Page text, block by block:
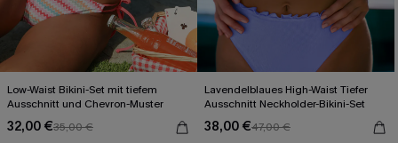
Low-Waist Bikini-Set mit tiefem
Ausschnitt und Chevron-Muster
32,00 €35,00 €
Lavendelblaues High-Waist Tiefer
Ausschnitt Neckholder-Bikini-Set
38,00 €47,00 €